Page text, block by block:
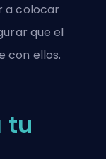
a colocar
que el
con ellos.
tu